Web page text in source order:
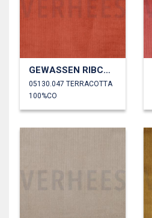
GEWASSEN RIBCORDUROY 4.5W
05130.047 TERRACOTTA
100%CO